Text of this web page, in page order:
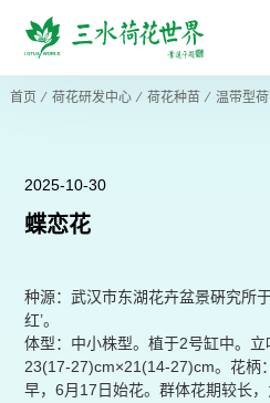
首页 ⁄ 荷花研发中心⁄ 荷花种苗 ⁄ 温带型
2025-10-30
蝶恋花
种源：武汉市东湖花卉盆景硏究所
红’。
体型：中小株型。植于2号缸中。立
23(17-27)cm×21(14-27)cm。花柄
早，6月17日始花。群体花期较长